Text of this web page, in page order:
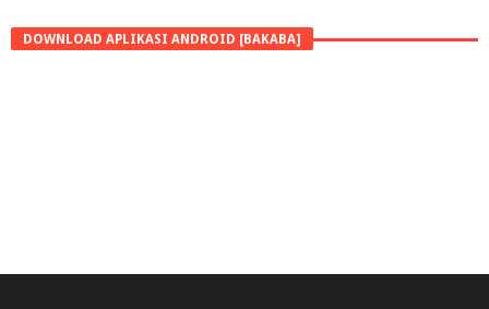
DOWNLOAD APLIKASI ANDROID [BAKABA]